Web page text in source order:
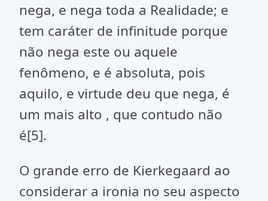
nega, e nega toda a Realidade; e
tem caráter de infinitude porque
não nega este ou aquele
fenômeno, e é absoluta, pois
aquilo, e virtude deu que nega, é
um mais alto , que contudo não
é[5].
O grande erro de Kierkegaard ao
considerar a ironia no seu aspecto